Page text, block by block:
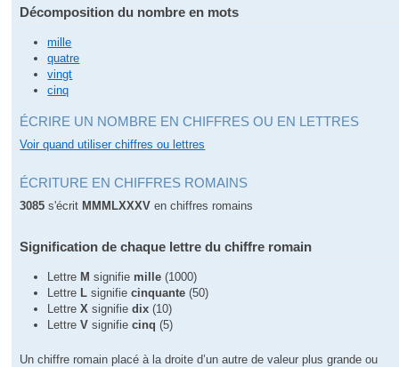
Décomposition du nombre en mots
mille
quatre
vingt
cinq
ÉCRIRE UN NOMBRE EN CHIFFRES OU EN LETTRES
Voir quand utiliser chiffres ou lettres
ÉCRITURE EN CHIFFRES ROMAINS
3085 s'écrit MMMLXXXV en chiffres romains
Signification de chaque lettre du chiffre romain
Lettre M signifie mille (1000)
Lettre L signifiecinquante (50)
LettreX signifiedix (10)
LettreV signifiecinq (5)
Un chiffre romain placé à la droite d’un autre de valeur plus grande ou